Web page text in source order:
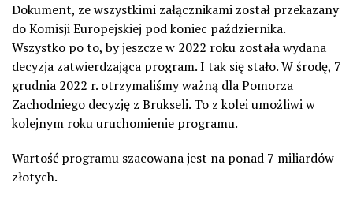
Dokument, ze wszystkimi załącznikami został przekazany
do Komisji Europejskiej pod koniec października.
Wszystko po to, by jeszcze w 2022 roku została wydana
decyzja zatwierdzająca program. I tak się stało. W środę, 7
grudnia 2022 r. otrzymaliśmy ważną dla Pomorza
Zachodniego decyzję z Brukseli. To z kolei umożliwi w
kolejnym roku uruchomienie programu.
Wartość programu szacowana jest na ponad 7 miliardów
złotych.